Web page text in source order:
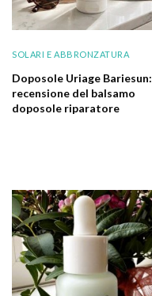
SOLARI E ABBRONZATURA
Doposole Uriage Bariesun:
recensione del balsamo
doposole riparatore